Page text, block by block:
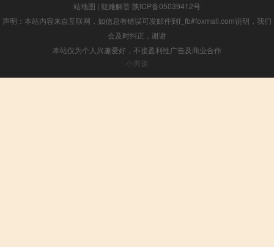
站地图 | 疑难解答 陕ICP备05039412号
声明：本站内容来自互联网，如信息有错误可发邮件到f_fb#foxmail.com说明，我们
会及时纠正，谢谢
本站仅为个人兴趣爱好，不接盈利性广告及商业合作
小男孩